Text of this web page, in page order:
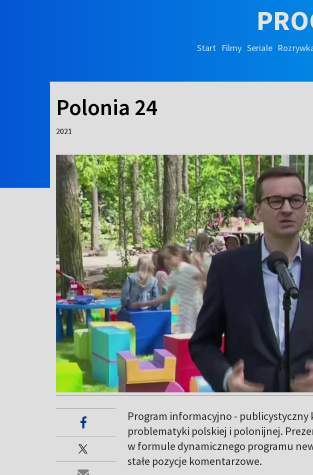
Start Filmy Seriale
Polonia 24
2021
Program informacyjno - publicystyczny
problematyki polskiej i polonijnej.
w formule dynamicznego programu
stałe pozycje komentarzowe.